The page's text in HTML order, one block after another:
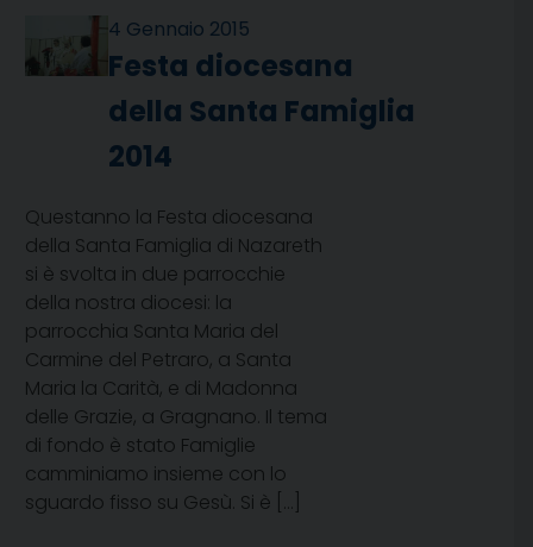
4 Gennaio 2015
Festa diocesana
della Santa Famiglia
2014
Questanno la Festa diocesana
della Santa Famiglia di Nazareth
si è svolta in due parrocchie
della nostra diocesi: la
parrocchia Santa Maria del
Carmine del Petraro, a Santa
Maria la Carità, e di Madonna
delle Grazie, a Gragnano. Il tema
di fondo è stato Famiglie
camminiamo insieme con lo
sguardo fisso su Gesù. Si è […]